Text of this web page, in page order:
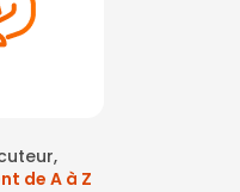
de A à Z